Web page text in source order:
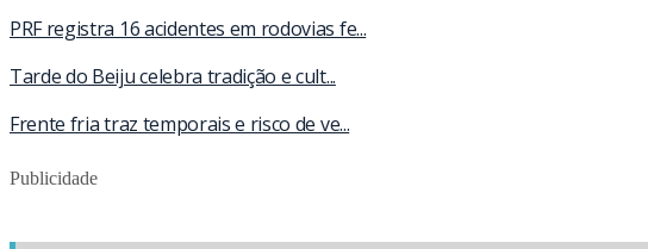
PRF registra 16 acidentes em rodovias fe...
Tarde do Beiju celebra tradição e cult...
Frente fria traz temporais e risco de ve...
Publicidade